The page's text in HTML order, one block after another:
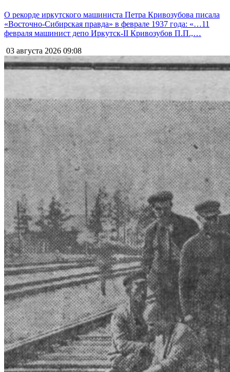
О рекорде иркутского машиниста Петра Кривозубова писала
«Восточно-Сибирская правда» в феврале 1937 года: «…11
февраля машинист депо Иркутск-II Кривозубов П.П.,…
03 августа 2026 09:08